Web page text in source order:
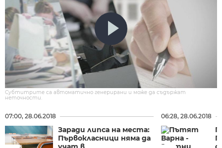
Субтитрите са автоматично генерирани и може да съдържат
неточности.
07:00, 28.06.2018
Заради липса на места:
Първокласници няма да
06:28, 28.06.2018